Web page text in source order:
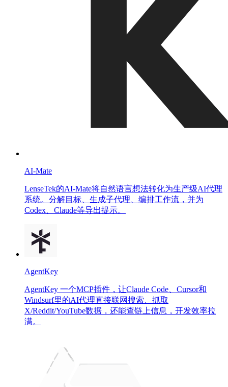
AI-Mate
LenseTek的AI-Mate将自然语言想法转化为生产级AI代理
系统。分解目标、生成子代理、编排工作流，并为
Codex、Claude等导出提示。
AgentKey
AgentKey 一个MCP插件，让Claude Code、Cursor和
Windsurf里的AI代理直接联网搜索、抓取
X/Reddit/YouTube数据，还能查链上信息，开发效率拉
满。